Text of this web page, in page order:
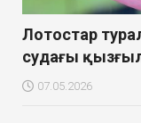
Лотостар
судағы
07.05.2026